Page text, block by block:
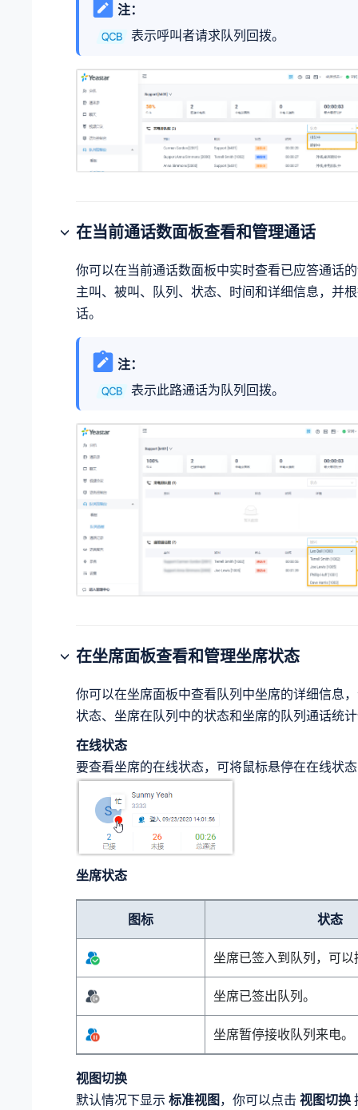
注：
表示呼叫者请求队列回拨。
在当前通话数面板查看和管理通话
你可以在当前通话数面板中实时查看已应答通话
主叫、被叫、队列、状态、时间和详细信息，并
话。
注：
表示此路通话为队列回拨。
在坐席面板查看和管理坐席状态
你可以在坐席面板中查看队列中坐席的详细信息
状态、坐席在队列中的状态和坐席的队列通话统
在线状态
要查看坐席的在线状态，可将鼠标悬停在在线状
坐席状态
图标 状态
坐席已签入到队列，可
坐席已签出队列。
坐席暂停接收队列来电。
视图切换
默认情况下显示 标准视图，你可以点击 视图切换